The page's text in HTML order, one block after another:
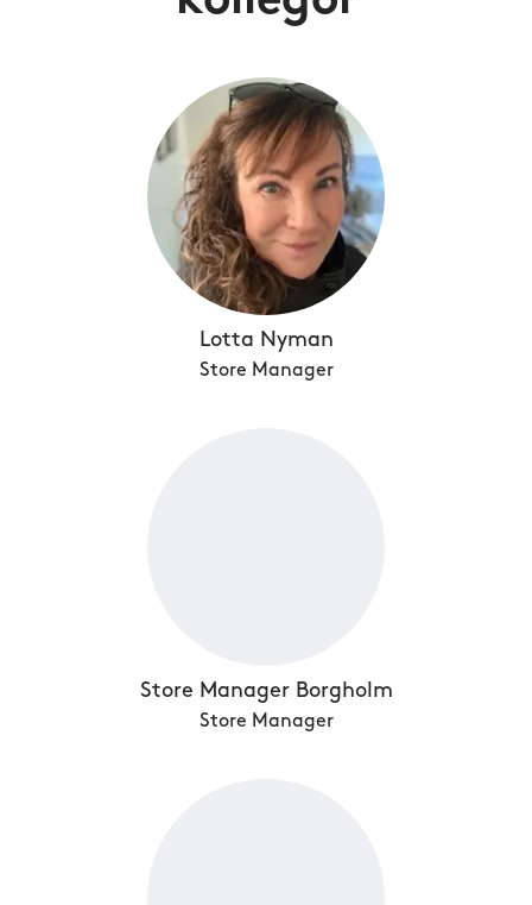
Lotta Nyman
Store Manager
Store Manager Borgholm
Store Manager